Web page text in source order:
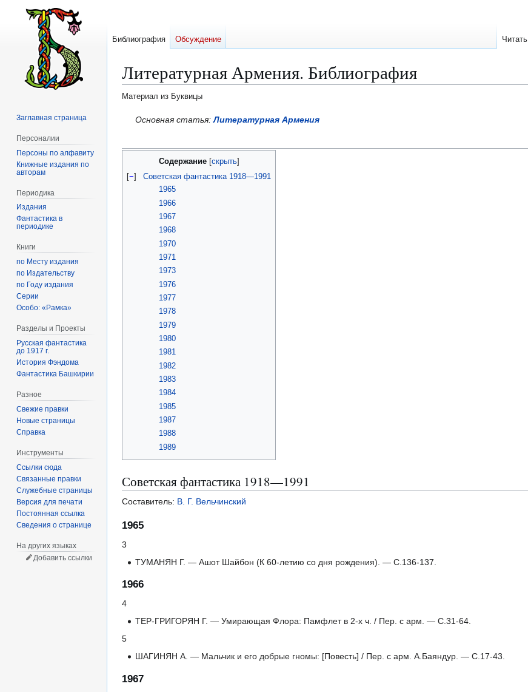
Литературная Армения. Библиография
Материал из Буквицы
Перейти
Перейти
Основная статья:Литературная Армения
Содержание
[−]
Советская фантастика 1918—1991
1965
1966
1967
1968
1970
1971
1973
1976
1977
1978
1979
1980
1981
1982
1983
1984
1985
1987
1988
1989
Советская фантастика 1918—1991
Составитель: В. Г. Вельчинский
1965
3
ТУМАНЯН Г. — Ашот Шайбон (К 60-летию со дня рождения). — С.136-137.
1966
4
ТЕР-ГРИГОРЯН Г. — Умирающая Флора: Памфлет в 2-х ч. / Пер. с арм. — C.31-64.
5
ШАГИНЯН А. — Мальчик и его добрые гномы: [Повесть] / Пер. с арм. А.Баяндур. — С.17-43.
1967
Библиография Обсуждение Читать
Заглавная страница
Персоналии
Персоны по алфавиту
Книжные издания по
авторам
Периодика
Издания
Фантастика в
периодике
Книги
по Месту издания
по Издательству
по Году издания
Серии
Особо: «Рамка»
Разделы и Проекты
Русская фантастика
до 1917 г.
История Фэндома
Фантастика Башкирии
Разное
Свежие правки
Новые страницы
Справка
Инструменты
Ссылки сюда
Связанные правки
Служебные страницы
Версия для печати
Постоянная ссылка
Сведения о странице
На других языках
Добавить ссылки